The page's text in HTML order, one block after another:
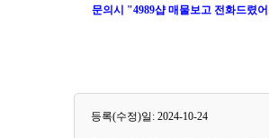
문의시 "4989샵 매물보고 전화드렸
등록(수정)일: 2024-10-24